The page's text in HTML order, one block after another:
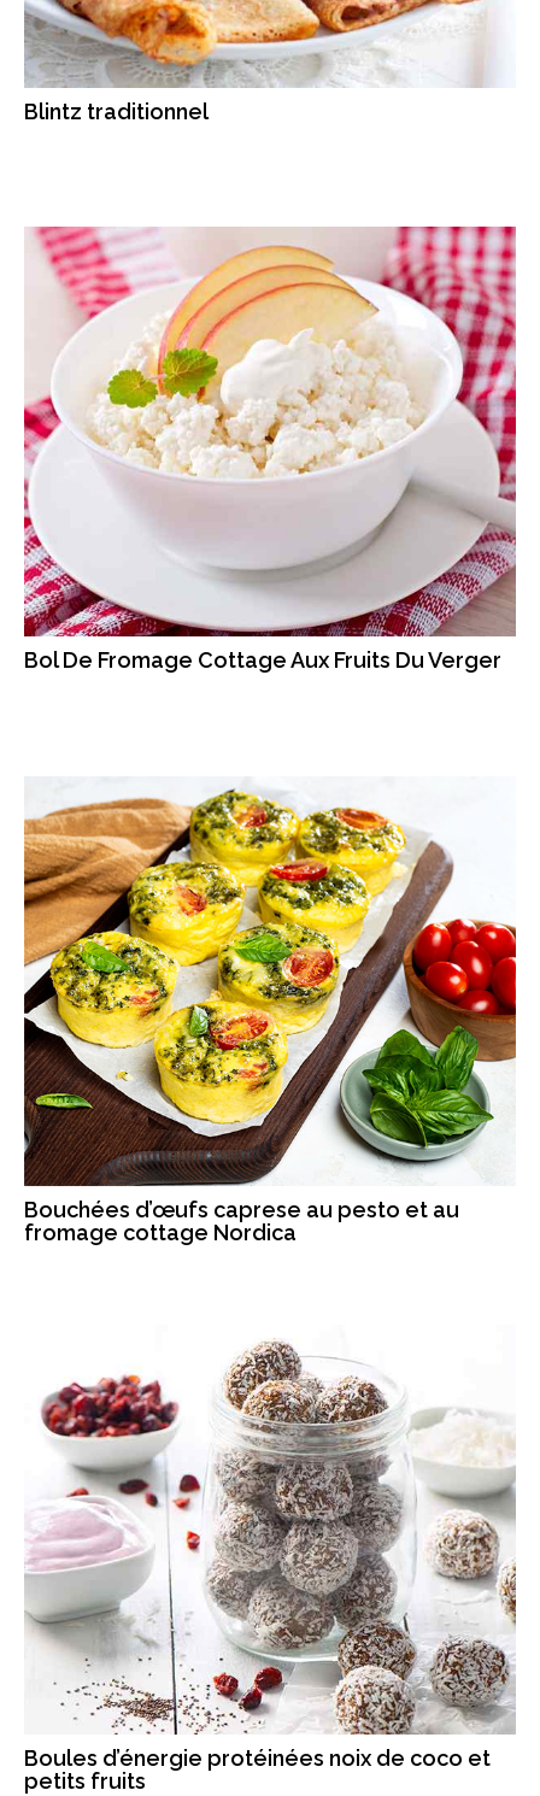
Blintz traditionnel
Bol De Fromage Cottage Aux Fruits Du Verger
Bouchées d’œufs caprese au pesto et au
fromage cottage Nordica
Boules d’énergie protéinées noix de coco et
petits fruits